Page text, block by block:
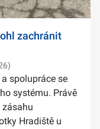
zachránit
spolupráce se
systému. Právě
Hradiště u